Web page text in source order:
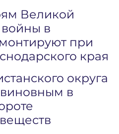
Великой
в
при
края
округа
в